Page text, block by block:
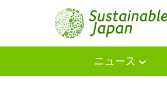
ニュース